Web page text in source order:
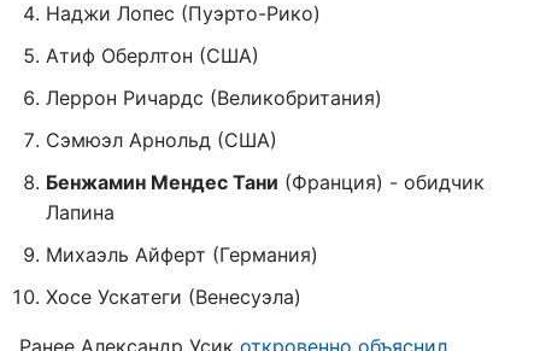
Наджи Лопес (Пуэрто-Рико)
Атиф Оберлтон (США)
Леррон Ричардс (Великобритания)
Сэмюэл Арнольд (США)
Бенжамин Мендес Тани (Франция) - обидчик
Лапина
Михаэль Айферт (Германия)
Хосе Ускатеги (Венесуэла)